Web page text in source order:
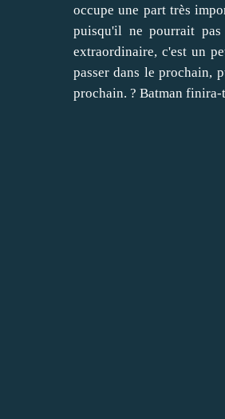
occupe une part très
puisqu'il ne pourrait
extraordinaire, c'est un
passer dans le prochain,
prochain. ? Batman